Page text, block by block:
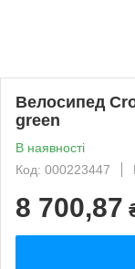
Велосипед
green
В наявності
Код: 000223447
8 700,87